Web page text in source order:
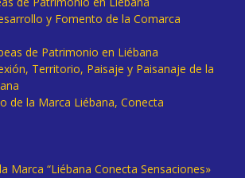
y Fomento de la Comarca
de Patrimonio en Liébana
Territorio, Paisaje y Paisanaje de la
de la Marca Liébana, Conecta
Marca “Liébana Conecta Sensaciones»